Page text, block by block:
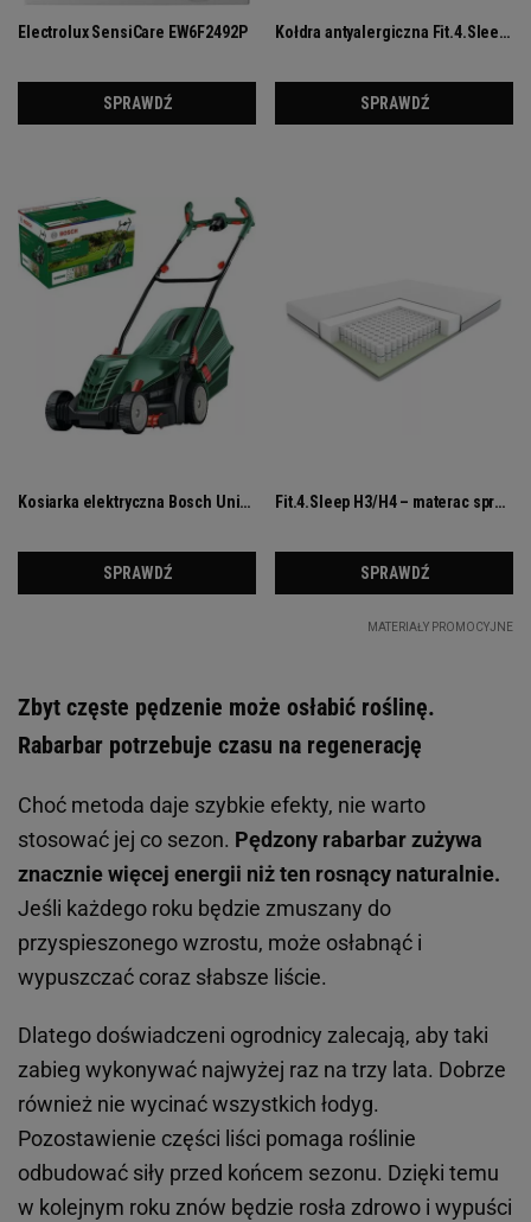
Zbyt częste pędzenie może osłabić roślinę.
Rabarbar potrzebuje czasu na regenerację
Choć metoda daje szybkie efekty, nie warto
stosować jej co sezon. Pędzony rabarbar zużywa
znacznie więcej energii niż ten rosnący naturalnie.
Jeśli każdego roku będzie zmuszany do
przyspieszonego wzrostu, może osłabnąć i
wypuszczać coraz słabsze liście.
Dlatego doświadczeni ogrodnicy zalecają, aby taki
zabieg wykonywać najwyżej raz na trzy lata. Dobrze
również nie wycinać wszystkich łodyg.
Pozostawienie części liści pomaga roślinie
odbudować siły przed końcem sezonu. Dzięki temu
w kolejnym roku znów będzie rosła zdrowo i wypuści